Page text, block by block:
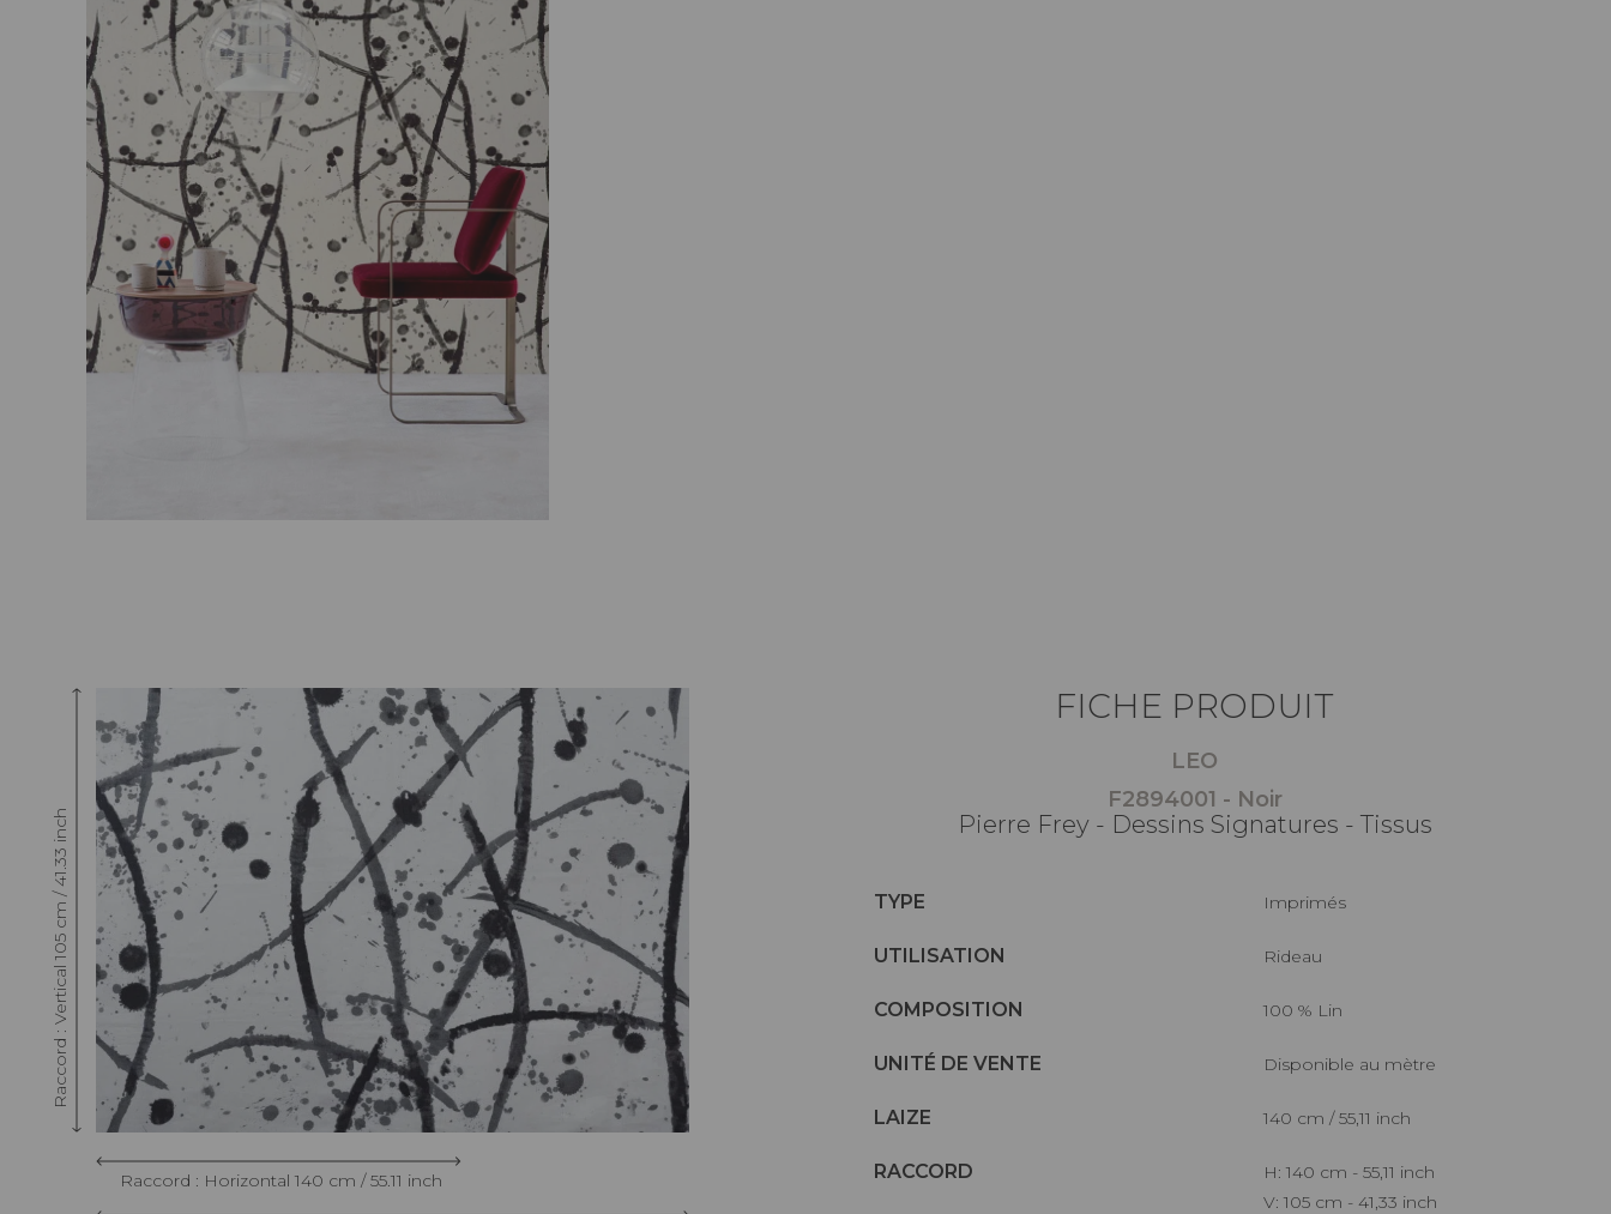
Raccord : Vertical 105 cm / 41.33 inch
Raccord : Horizontal 140 cm / 55.11 inch
FICHE PRODUIT
LEO
F2894001 - Noir
Pierre Frey - Dessins Signatures - Tissus
TYPE Imprimés
UTILISATION Rideau
COMPOSITION 100 % Lin
UNITÉ DE VENTE Disponible au mètre
LAIZE 140 cm / 55,11 inch
RACCORD
H: 140 cm - 55,11 inch
V: 105 cm - 41,33 inch